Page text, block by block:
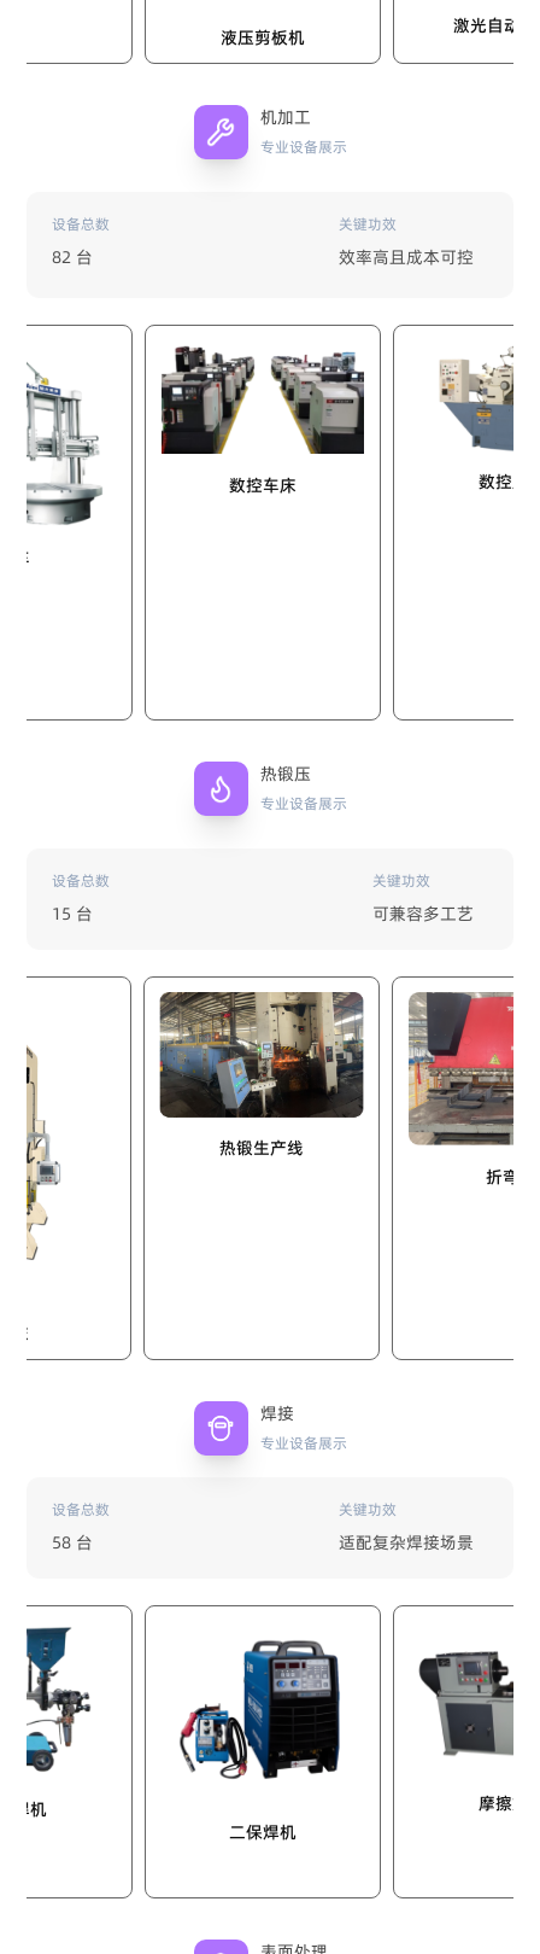
液压剪板机
激光自动切割机
机加工
专业设备展示
设备总数
82 台
关键功效
效率高且成本可控
数控车床 数控磨床
热锻压
专业设备展示
设备总数
15 台
关键功效
可兼容多工艺
热锻生产线
焊接
专业设备展示
设备总数
58 台
关键功效
适配复杂焊接场景
二保焊机
摩擦焊机